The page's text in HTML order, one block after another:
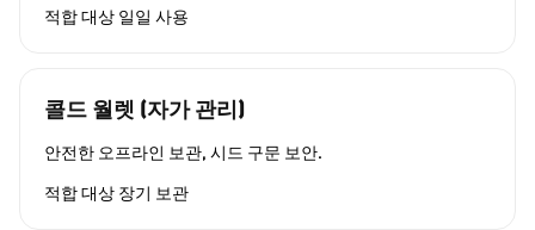
적합 대상 일일 사용
콜드 월렛 (자가 관리)
안전한 오프라인 보관, 시드 구문 보안.
적합 대상 장기 보관